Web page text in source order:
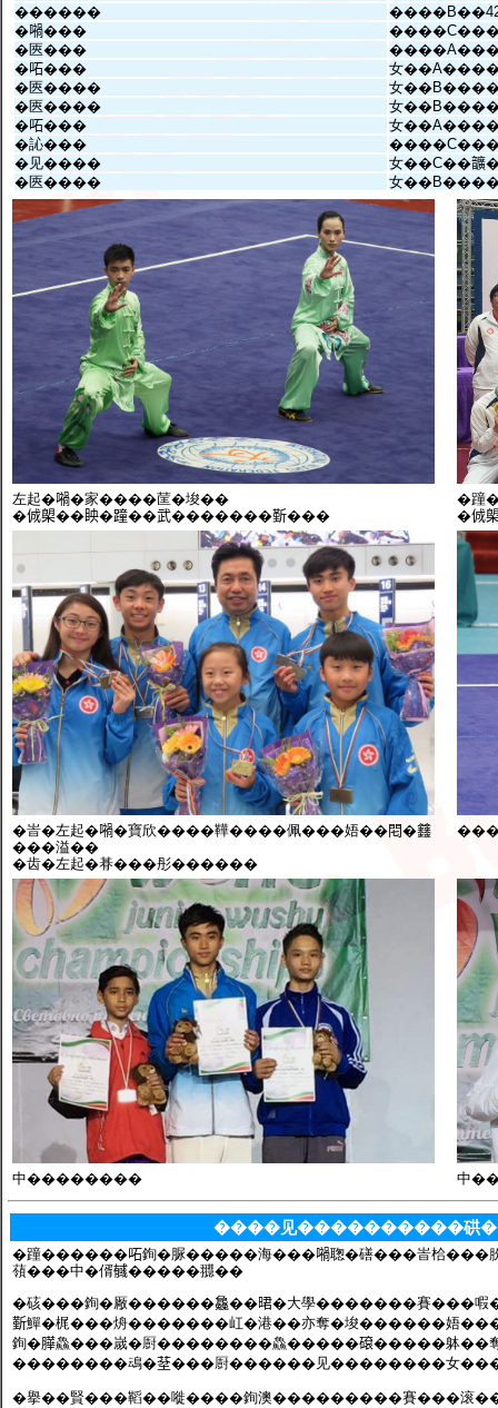
������
�𡁜���
�匧���
�𠰴���
女
�匧����
女
�匧����
女
�𠰴���
女
�訫���
�见����
女
�匧����
女
左起�𡁜�家����䒰�埈��
�𠉛㮾��眏�蹱��武�������𣂷���
�蹱
�𠉛
�峕�左起�𡁜�寶欣����鞾����佩���娪��𨳍�𨰻
���溢��
�齿�左起�朞���彤������
中�������� 中
����见����������硔
�蹱������𠰴銁�脲�����海���𡁜聦�磰���峕㭘
䕘���中�偦𢒰�����䎚��
�硋���銁�厰������𣬚��𣇉�大學�������賽���
𣂼鱓�梶���烐�������屸�港��亦奪�埈������
銁�𦠜鱻���嵗�㕑��������鱻�����𥕦�����躰��
��������䲰�𦯀���㕑������见��������女
�擧��賢���鞱��嘥����銁澳���������賽���滚